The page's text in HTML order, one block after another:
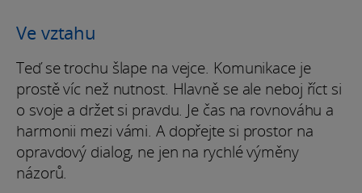
Ve vztahu
Teď se trochu šlape na vejce. Komunikace je
prostě víc než nutnost. Hlavně se ale neboj říct si
o svoje a držet si pravdu. Je čas na rovnováhu a
harmonii mezi vámi. A dopřejte si prostor na
opravdový dialog, ne jen na rychlé výměny
názorů.